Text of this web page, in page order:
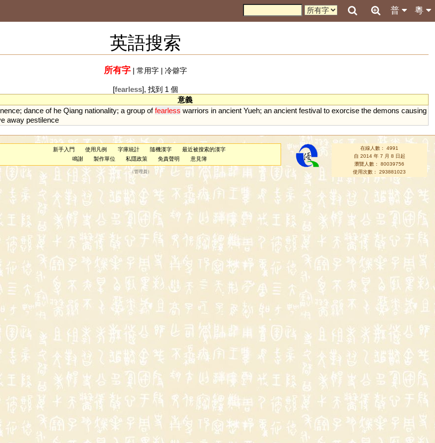
粵
普
英語搜索
所有字| 常用字| 冷僻字
[fearless], 找到 1 個
意義
; dance of he Qiang nationality; a group of fearless warriors in ancient Yueh; an ancient festival to exorcise the demons causing
away pestilence
新手入門 使用凡例 字庫統計 隨機漢字
最近被搜索的漢字
鳴謝
製作單位 私隱政策 免責聲明 意見簿
（管理員）
在線人數： 4991
自 2014 年 7 月 8 日起
瀏覽人數： 80039756
使用次數： 293881023